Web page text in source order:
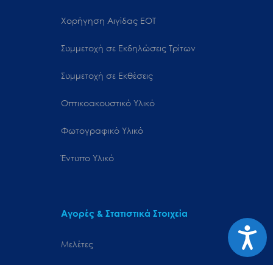
Χορήγηση Αιγίδας ΕΟΤ
Συμμετοχή σε Εκδηλώσεις Τρίτων
Συμμετοχή σε Εκθέσεις
Οπτικοακουστικό Υλικό
Φωτογραφικό Υλικό
Έντυπο Υλικό
Αγορές & Στατιστικά Στοιχεία
Μελέτες